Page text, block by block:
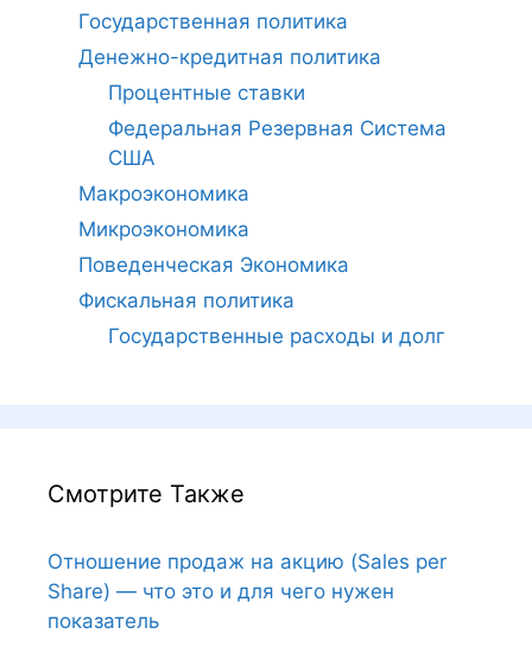
Государственная политика
Денежно-кредитная политика
Процентные ставки
Федеральная Резервная Система
США
Макроэкономика
Микроэкономика
Поведенческая Экономика
Фискальная политика
Государственные расходы и долг
Смотрите Также
Отношение продаж на акцию (Sales per
Share) — что это и для чего нужен
показатель